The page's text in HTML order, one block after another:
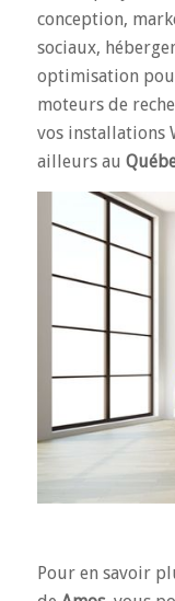
conception,
sociaux,
optimisation
moteurs de
vos installations
ailleurs au
Pour en savoir